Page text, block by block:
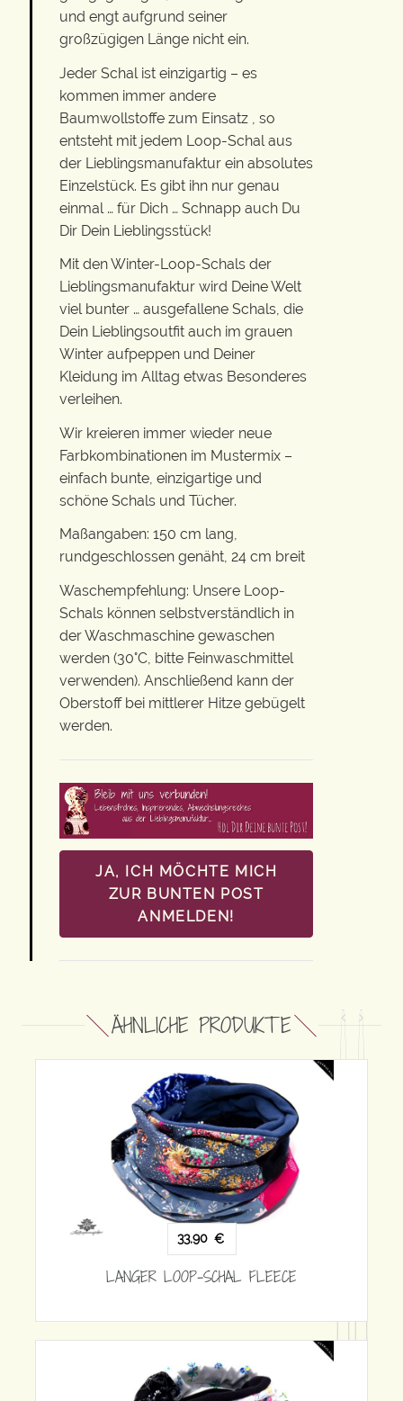
und engt aufgrund seiner
großzügigen Länge nicht ein.
Jeder Schal ist einzigartig – es
kommen immer andere
Baumwollstoffe zum Einsatz , so
entsteht mit jedem Loop-Schal aus
der Lieblingsmanufaktur ein absolutes
Einzelstück. Es gibt ihn nur genau
einmal … für Dich … Schnapp auch Du
Dir Dein Lieblingsstück!
Mit den Winter-Loop-Schals der
Lieblingsmanufaktur wird Deine Welt
viel bunter … ausgefallene Schals, die
Dein Lieblingsoutfit auch im grauen
Winter aufpeppen und Deiner
Kleidung im Alltag etwas Besonderes
verleihen.
Wir kreieren immer wieder neue
Farbkombinationen im Mustermix –
einfach bunte, einzigartige und
schöne Schals und Tücher.
Maßangaben: 150 cm lang,
rundgeschlossen genäht, 24 cm breit
Waschempfehlung: Unsere Loop-
Schals können selbstverständlich in
der Waschmaschine gewaschen
werden (30°C, bitte Feinwaschmittel
verwenden). Anschließend kann der
Oberstoff bei mittlerer Hitze gebügelt
werden.
JA, ICH MÖCHTE MICH
ZUR BUNTEN POST
ANMELDEN!
ÄHNLICHE PRODUKTE
LANGER LOOP-SCHAL FLEECE